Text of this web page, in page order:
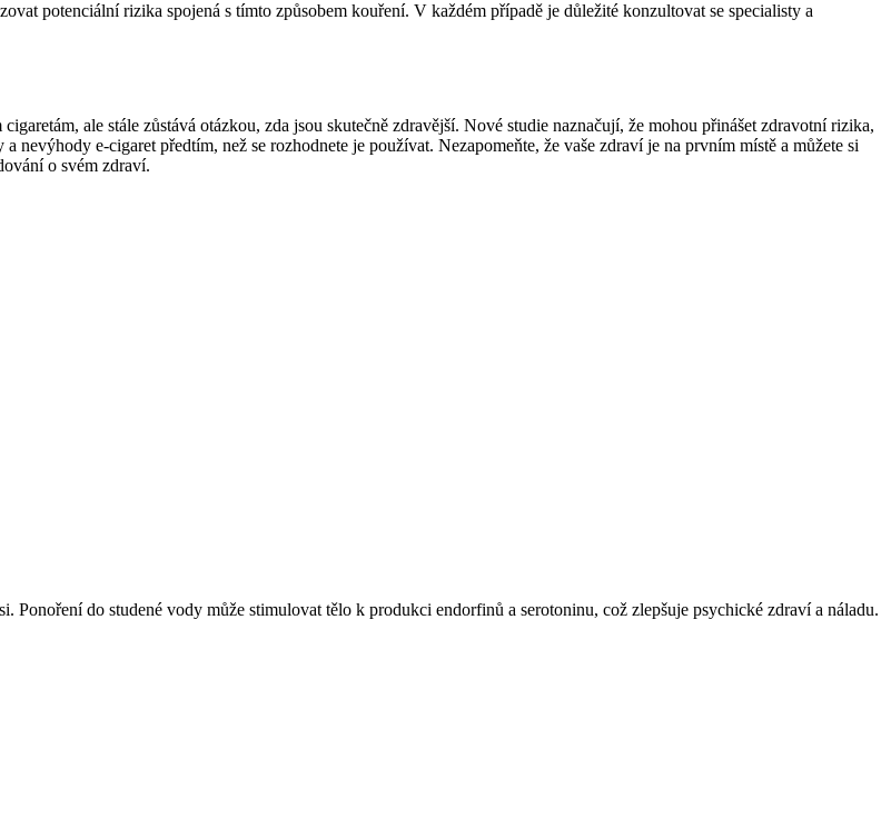
potenciální rizika spojená s tímto způsobem kouření. V každém případě je důležité konzultovat se specialisty a
ale stále zůstává otázkou, zda jsou skutečně zdravější. Nové studie naznačují, že mohou přinášet zdravotní rizika,
e-cigaret předtím, než se rozhodnete je používat. Nezapomeňte, že vaše zdraví je na prvním místě a můžete si
o svém zdraví.
Ponoření do studené vody může stimulovat tělo k produkci endorfinů a serotoninu, což zlepšuje psychické zdraví a náladu.